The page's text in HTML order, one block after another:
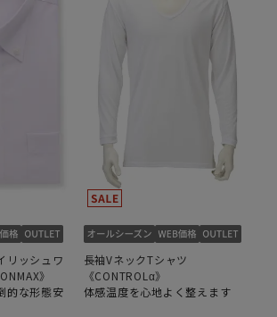
リッシュワ
》
的な形態安
長袖VネックTシャツ
《CONTROLα》
体感温度を心地よく整えます